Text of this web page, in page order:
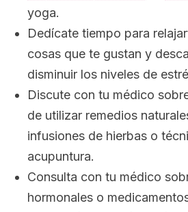
yoga.
Dedícate tiempo para
cosas que te gustan y
disminuir los niveles de
Discute con tu médico
de utilizar remedios
infusiones de hierbas o
acupuntura.
Consulta con tu médico
hormonales o